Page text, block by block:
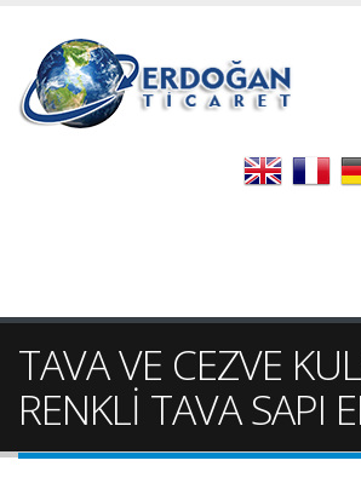
TAVA VE CEZVE
RENKLİ TAVA SAPI